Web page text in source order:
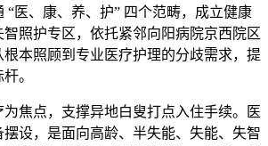
“医、康、养、护” 四个范畴，成立健康
照护专区，依托紧邻向阳病院京西院区
本照顾到专业医疗护理的分歧需求，提
。
点，支撑异地白叟打点入住手续。医
设，是面向高龄、半失能、失能、失智